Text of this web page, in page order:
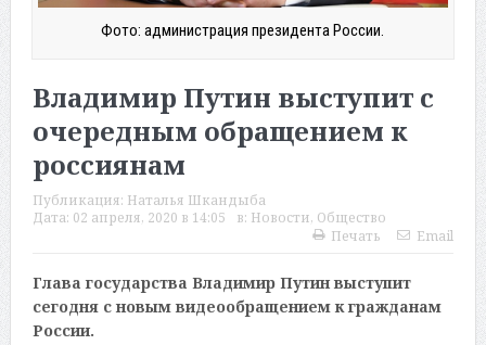
Фото: администрация президента России.
Владимир Путин выступит с
очередным обращением к
россиянам
Публикация: Наталья Шкандыба
Дата: 02 апреля, 2020 в 14:05 в: Новости, Общество
Печать
Email
Глава государства Владимир Путин выступит
сегодня с новым видеообращением к гражданам
России.